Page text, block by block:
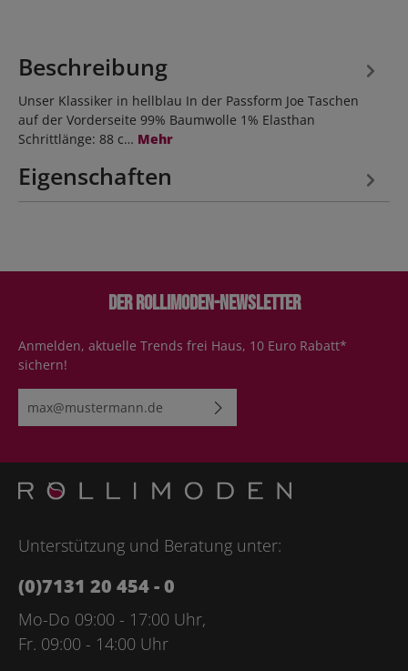
Beschreibung
Unser Klassiker in hellblau In der Passform Joe Taschen
auf der Vorderseite 99% Baumwolle 1% Elasthan
Schrittlänge: 88 c… Mehr
Eigenschaften
Der Rollimoden-Newsletter
Anmelden, aktuelle Trends frei Haus, 10 Euro Rabatt*
sichern!
Bitte geben Sie die abgebildeten Zeichen ein*
Unterstützung und Beratung unter:
(0)7131 20 454 - 0
Mo-Do 09:00 - 17:00 Uhr,
Fr. 09:00 - 14:00 Uhr